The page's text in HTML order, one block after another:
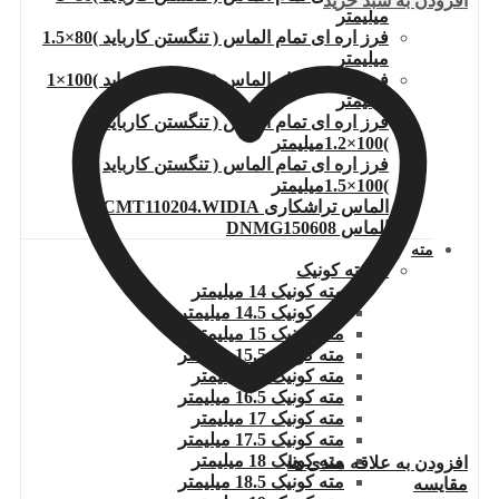
میلیمتر
فرز اره ای تمام الماس ( تنگستن کارباید )80×1.5
میلیمتر
فرز اره ای تمام الماس ( تنگستن کارباید )100×1
میلیمتر
فرز اره ای تمام الماس ( تنگستن کارباید
)100×1.2میلیمتر
فرز اره ای تمام الماس ( تنگستن کارباید
)100×1.5میلیمتر
الماس تراشکاری TCMT110204.WIDIA
الماس DNMG150608
مته
مته ته کونیک
مته کونیک 14 میلیمتر
مته کونیک 14.5 میلیمتر
مته کونیک 15 میلیمتر
مته کونیک 15.5 میلیمتر
مته کونیک 16 میلیمتر
مته کونیک 16.5 میلیمتر
مته کونیک 17 میلیمتر
مته کونیک 17.5 میلیمتر
مته کونیک 18 میلیمتر
مته کونیک 18.5 میلیمتر
افزودن به علاقه مندی ها
مقایسه